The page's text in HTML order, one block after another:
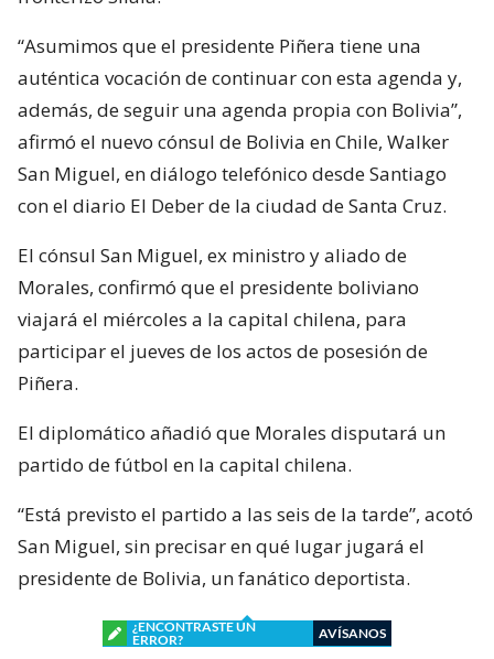
“Asumimos que el presidente Piñera tiene una
auténtica vocación de continuar con esta agenda y,
además, de seguir una agenda propia con Bolivia”,
afirmó el nuevo cónsul de Bolivia en Chile, Walker
San Miguel, en diálogo telefónico desde Santiago
con el diario El Deber de la ciudad de Santa Cruz.
El cónsul San Miguel, ex ministro y aliado de
Morales, confirmó que el presidente boliviano
viajará el miércoles a la capital chilena, para
participar el jueves de los actos de posesión de
Piñera.
El diplomático añadió que Morales disputará un
partido de fútbol en la capital chilena.
“Está previsto el partido a las seis de la tarde”, acotó
San Miguel, sin precisar en qué lugar jugará el
presidente de Bolivia, un fanático deportista.
¿ENCONTRASTE UN
ERROR?
AVÍSANOS